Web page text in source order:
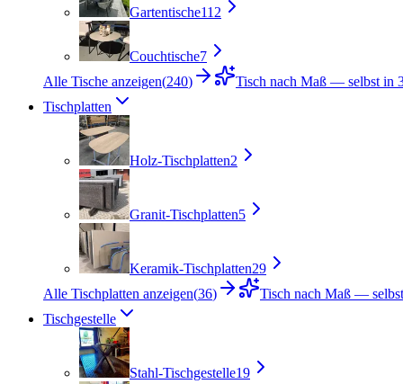
Gartentische112
Couchtische7
Alle Tische anzeigen(240)
Tisch nach Maß — selbst in
Tischplatten
Holz-Tischplatten2
Granit-Tischplatten5
Keramik-Tischplatten29
Alle Tischplatten anzeigen(36)
Tisch nach Maß —
Tischgestelle
Stahl-Tischgestelle19